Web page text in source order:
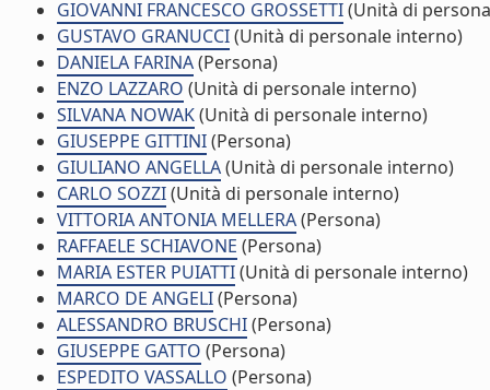
GIOVANNI FRANCESCO GROSSETTI(Unità di
GUSTAVO GRANUCCI(Unità di personale interno)
DANIELA FARINA(Persona)
ENZO LAZZARO (Unità di personale interno)
SILVANA NOWAK(Unità di personale interno)
GIUSEPPE GITTINI(Persona)
GIULIANO ANGELLA(Unità di personale interno)
CARLO SOZZI(Unità di personale interno)
VITTORIA ANTONIA MELLERA(Persona)
RAFFAELE SCHIAVONE (Persona)
MARIA ESTER PUIATTI(Unità di personale interno)
MARCO DE ANGELI(Persona)
ALESSANDRO BRUSCHI(Persona)
GIUSEPPE GATTO (Persona)
ESPEDITO VASSALLO (Persona)